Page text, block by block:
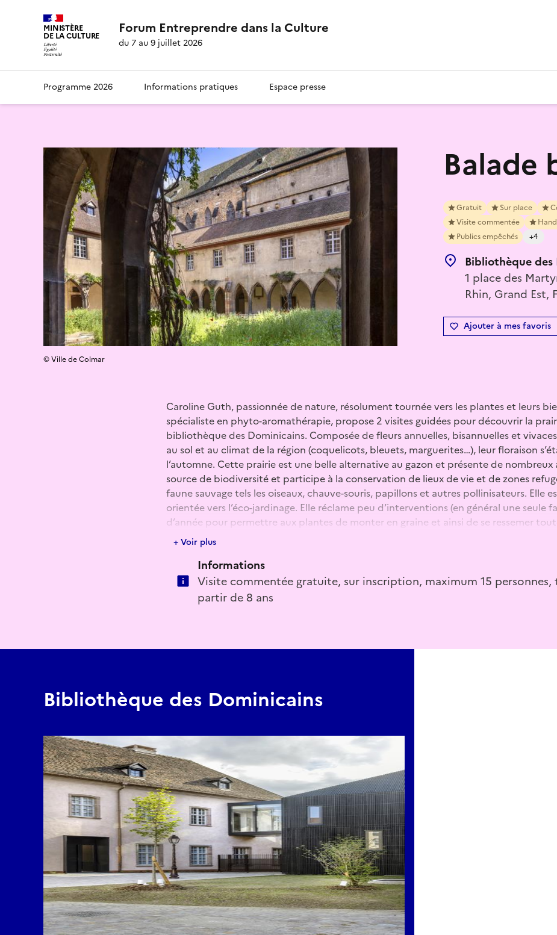
MINISTÈRE
DE LA CULTURE Forum Entreprendre dans la Culture
du 7 au 9 juillet 2026
Programme 2026 Informations pratiques Espace presse
Balade
Gratuit Sur place
Visite commentée
Publics empêchés
+4
Bibliothèque
1 place des
Rhin, Grand Est,
Ajouter à mes favoris
© Ville de Colmar
Caroline Guth, passionnée de nature, résolument tournée vers les plantes et leurs
spécialiste en phyto-aromathérapie, propose 2 visites guidées pour découvrir la
bibliothèque des Dominicains. Composée de fleurs annuelles, bisannuelles et
au sol et au climat de la région (coquelicots, bleuets, marguerites…), leur floraison
l’automne. Cette prairie est une belle alternative au gazon et présente de nombreux
source de biodiversité et participe à la conservation de lieux de vie et de zones
faune sauvage tels les oiseaux, chauve-souris, papillons et autres pollinisateurs. Elle
orientée vers l’éco-jardinage. Elle réclame peu d’interventions (en général une seule
d’année pour permettre aux plantes de monter en graine et ainsi de se ressemer
nécessite pas d’arrosage. Cela fait d’elle une bonne réponse à l’évolution climatique.
E-mail
peggy.guerri-roth@colmar.fr
+ Voir plus
Informations
Visite commentée gratuite, sur inscription, maximum 15
partir de 8 ans
Bibliothèque des Dominicains